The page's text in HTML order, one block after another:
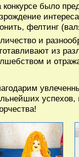
конкурсе было
фелтинг
и
из
и
успехов,